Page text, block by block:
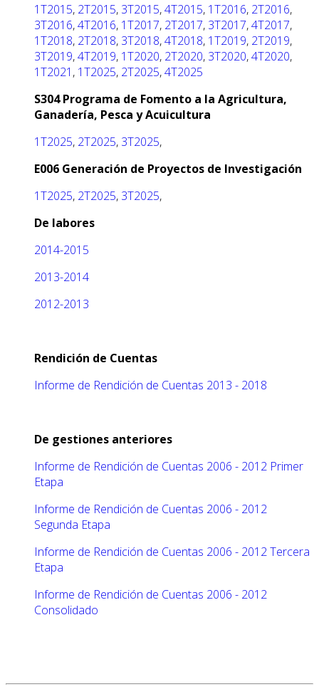
1T2015, 2T2015, 3T2015,4T2015, 1T2016, 2T2016,
3T2016,4T2016, 1T2017, 2T2017, 3T2017,4T2017,
1T2018, 2T2018, 3T2018,4T2018, 1T2019, 2T2019,
3T2019,4T2019, 1T2020, 2T2020, 3T2020,4T2020,
1T2021 , 1T2025, 2T2025,4T2025
S304 Programa de Fomento a la Agricultura,
Ganadería, Pesca y Acuicultura
1T2025, 2T2025, 3T2025,
E006 Generación de Proyectos de Investigación
1T2025, 2T2025, 3T2025,
De labores
2014-2015
2013-2014
2012-2013
Rendición de Cuentas
Informe de Rendición de Cuentas 2013 - 2018
De gestiones anteriores
Informe de Rendición de Cuentas 2006 - 2012 Primer
Etapa
Informe de Rendición de Cuentas 2006 - 2012
Segunda Etapa
Informe de Rendición de Cuentas 2006 - 2012 Tercera
Etapa
Informe de Rendición de Cuentas 2006 - 2012
Consolidado